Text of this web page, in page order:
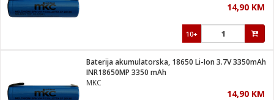
14,90 KM
10+
Baterija akumulatorska, 18650 Li-Ion 3.7V 3350mAh
INR18650MP 3350 mAh
MKC
14,90 KM